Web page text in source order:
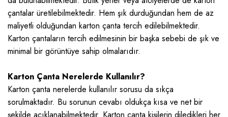
çantalar üretilebilmektedir. Hem şık durduğundan hem de az
maliyetli olduğundan karton çanta tercih edilebilmektedir.
Karton çantaların tercih edilmesinin bir başka sebebi de şık ve
minimal bir görüntüye sahip olmalarıdır.
Karton Çanta Nerelerde Kullanılır?
Karton çanta nerelerde kullanılır sorusu da sıkça
sorulmaktadır. Bu sorunun cevabı oldukça kısa ve net bir